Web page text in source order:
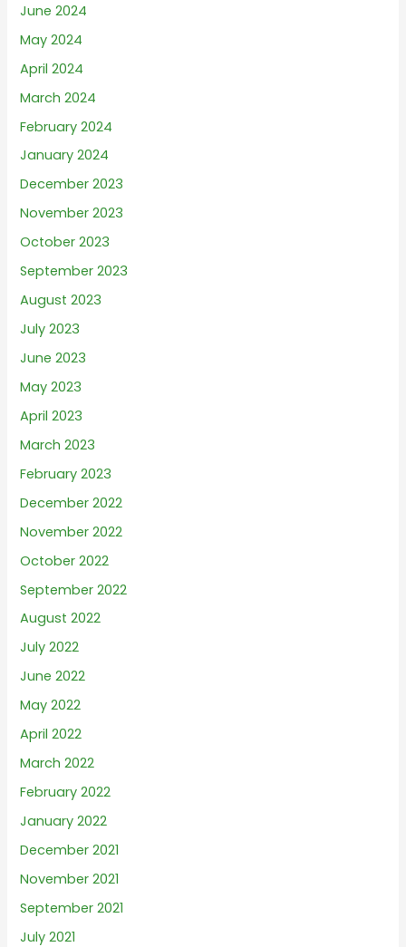
June 2024
May 2024
April 2024
March 2024
February 2024
January 2024
December 2023
November 2023
October 2023
September 2023
August 2023
July 2023
June 2023
May 2023
April 2023
March 2023
February 2023
December 2022
November 2022
October 2022
September 2022
August 2022
July 2022
June 2022
May 2022
April 2022
March 2022
February 2022
January 2022
December 2021
November 2021
September 2021
July 2021